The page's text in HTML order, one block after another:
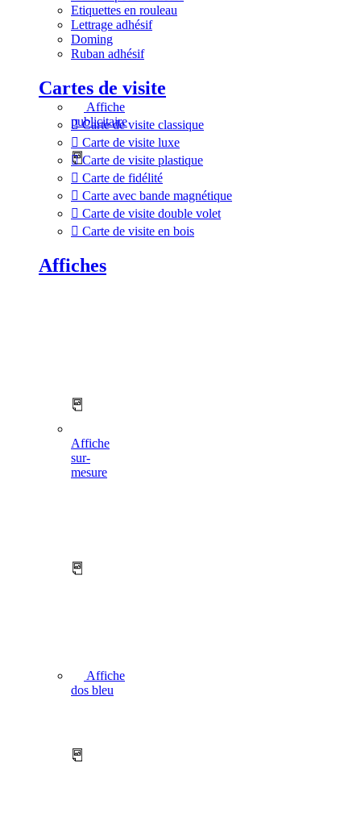
Affiche
publicitaire
Affiche
dos bleu
Affiche
sur-
mesure
Etiquettes en rouleau
Lettrage adhésif
Doming
Ruban adhésif
Cartes de visite
Carte de visite classique
Carte de visite luxe
Carte de visite plastique
Carte de fidélité
Carte avec bande magnétique
Carte de visite double volet
Carte de visite en bois
Affiches